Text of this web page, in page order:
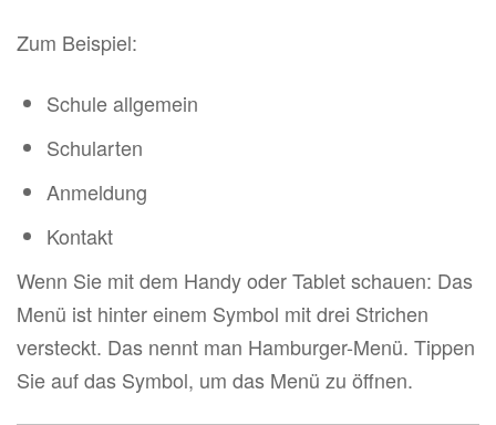
Zum Beispiel:
Schule allgemein
Schularten
Anmeldung
Kontakt
Wenn Sie mit dem Handy oder Tablet schauen: Das
Menü ist hinter einem Symbol mit drei Strichen
versteckt. Das nennt man Hamburger-Menü. Tippen
Sie auf das Symbol, um das Menü zu öffnen.